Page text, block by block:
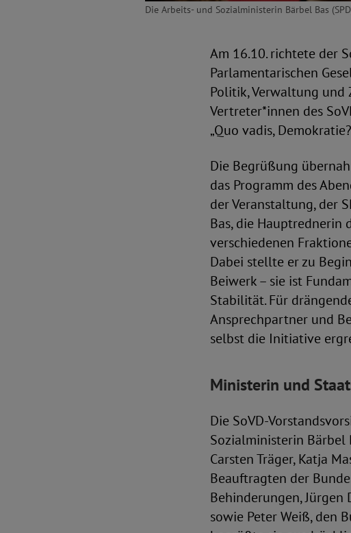
Die Arbeits- und Sozialministerin Bärbel Bas
Am 16.10. richtete der
Parlamentarischen
Politik, Verwaltung
Vertreter*innen des
„Quo vadis,
Die Begrüßung
das Programm des
der Veranstaltung, der
Bas, die Hauptrednerin
verschiedenen
Dabei stellte er zu
Beiwerk – sie ist
Stabilität. Für
Ansprechpartner und
selbst die Initiative
Ministerin und
Die SoVD-
Sozialministerin Bärbel
Carsten Träger, Katja
Beauftragten der
Behinderungen,
sowie Peter Weiß, den